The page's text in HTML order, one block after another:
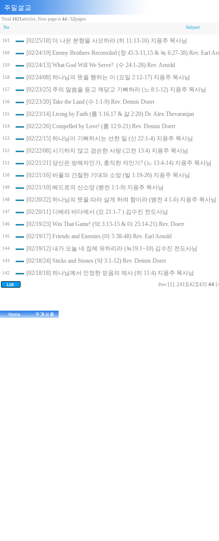
Total 1021articles, Now page is 44 / 52pages
No
Subject
161 [02/25/18] 더 나은 본향을 사모하라 (히 11:13-16) 지용주 목사님
160 [02/24/19] Enemy Brothers Reconsiled (창 45:3-11,15 & 눅 6:27-38) Rev. Earl
159 [02/24/13] What God Will We Serve? (수 24:1-28) Rev. Arnold
158 [02/24/08] 하나님의 뜻을 행하는 이 (요일 2:12-17) 지용주 목사님
157 [02/23/25] 주의 말씀을 듣고 깨닫고 기뻐하라 (느 8:1-12) 지용주 목사님
156 [02/23/20] Take the Land (수 1:1-9) Rev. Dennis Doerr
155 [02/23/14] Living by Faith (롬 1:16,17 & 갈 2:20) Dr. Alex Thevaranjan
154 [02/22/26] Compelled by Love! (롬 12:9-21) Rev. Dennis Doerr
153 [02/22/15] 하나님이 기뻐하시는 선한 일 (신 22:1-4) 지용주 목사님
152 [02/22/08] 시기하지 않고 겸손한 사랑 (고전 13:4) 지용주 목사님
151 [02/21/21] 당신은 방해자인가, 충직한 자인가? (느 13:4-14) 지용주 목사님
150 [02/21/16] 바울의 간절한 기대와 소망 (빌 1:19-26) 지용주 목사님
149 [02/21/10] 베드로의 산소망 (벧전 1:1-9) 지용주 목사님
148 [02/20/22] 하나님의 뜻을 따라 살게 하려 함이라 (벧전 4:1-6) 지용주 목사님
147 [02/20/11] 디베랴 바다에서 (요 21:1-7 ) 김수진 전도사님
146 [02/19/23] Win That Game! (막 3:13-15 & 마 25:14-21) Rev. Doerr
145 [02/19/17] Friends and Enemies (마 5:38-48) Rev. Earl Arnold
144 [02/19/12] 내가 오늘 네 집에 유하리라 (눅19:1~10) 김수진 전도사님
143 [02/18/24] Sticks and Stones (약 3:1-12) Rev. Dennis Doerr
142 [02/18/18] 하나님께서 인정한 믿음의 제사 (히 11:4) 지용주 목사님
Prev [1] [41] [42] [43] 44